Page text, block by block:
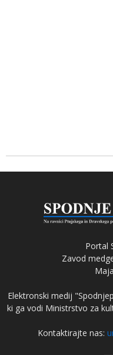
Portal
Zavod
Elektronski medij
ki ga vodi Ministrstvo za
Kontaktirajte nas: